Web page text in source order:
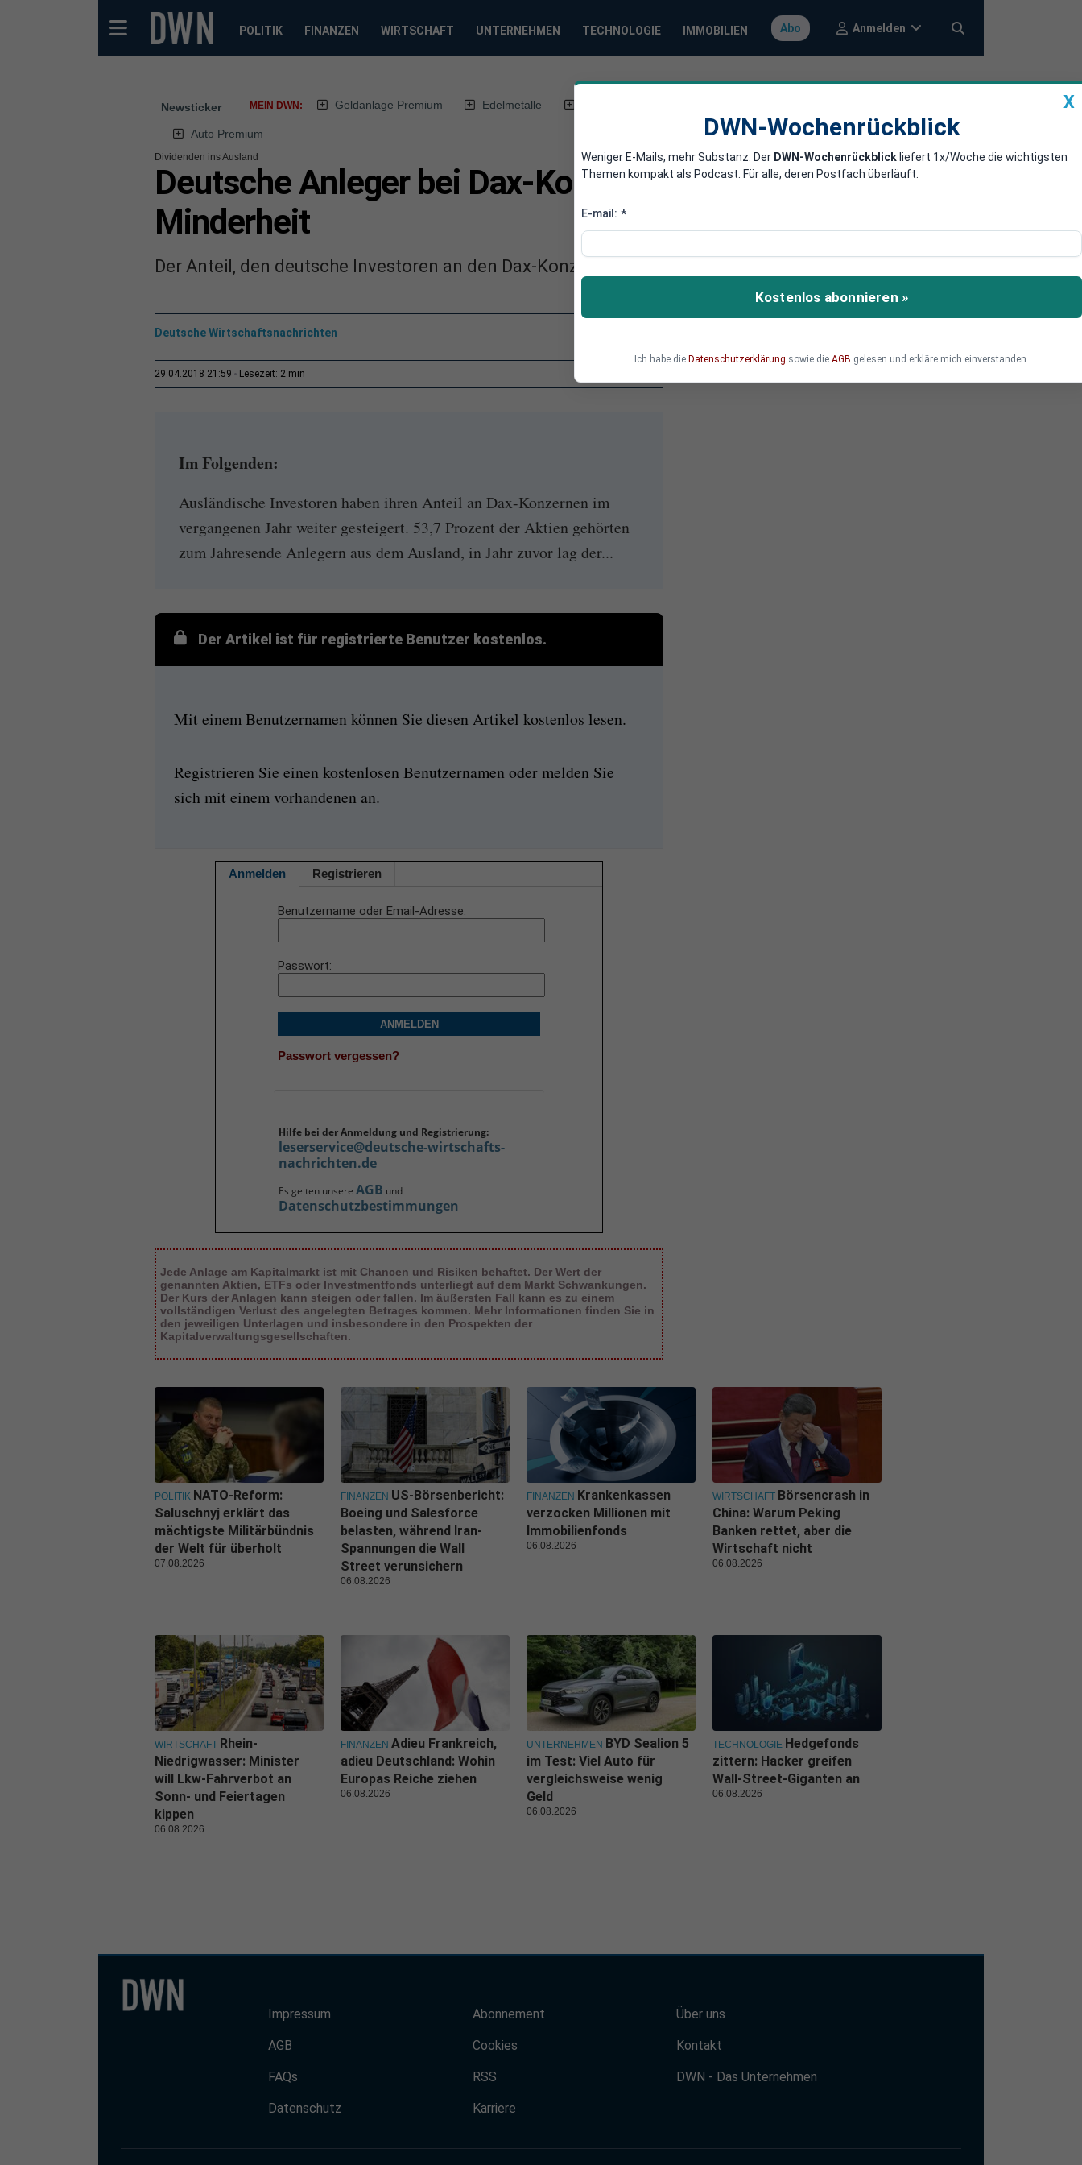
POLITIK FINANZEN WIRTSCHAFT UNTERNEHMEN TECHNOLOGIE IMMOBILIEN Abo Anmelden
Newsticker MEIN DWN: Geldanlage Premium Edelmetalle
Auto Premium
Dividenden ins Ausland
Deutsche Anleger bei Dax-Konzernen in der
Minderheit
Der Anteil, den deutsche Investoren an den Dax-Konzernen halten, sinkt.
Deutsche Wirtschaftsnachrichten
29.04.2018 21:59 Lesezeit: 2 min
Im Folgenden:
Ausländische Investoren haben ihren Anteil an Dax-Konzernen im
vergangenen Jahr weiter gesteigert. 53,7 Prozent der Aktien gehörten
zum Jahresende Anlegern aus dem Ausland, in Jahr zuvor lag der...
Der Artikel ist für registrierte Benutzer kostenlos.
Mit einem Benutzernamen können Sie diesen Artikel kostenlos lesen.
Registrieren Sie einen kostenlosen Benutzernamen oder melden Sie
sich mit einem vorhandenen an.
Anmelden Registrieren
Benutzername oder Email-Adresse
Passwort
ANMELDEN
Passwort vergessen?
Hilfe bei der Anmeldung und Registrierung:
leserservice@deutsche-wirtschafts-
nachrichten.de
Es gelten unsere AGB und
Datenschutzbestimmungen
Jede Anlage am Kapitalmarkt ist mit Chancen und Risiken behaftet. Der Wert der
genannten Aktien, ETFs oder Investmentfonds unterliegt auf dem Markt Schwankungen.
Der Kurs der Anlagen kann steigen oder fallen. Im äußersten Fall kann es zu einem
vollständigen Verlust des angelegten Betrages kommen. Mehr Informationen finden Sie in
den jeweiligen Unterlagen und insbesondere in den Prospekten der
Kapitalverwaltungsgesellschaften.
X
DWN-Wochenrückblick
Weniger E-Mails, mehr Substanz: Der DWN-Wochenrückblick liefert 1x/Woche die wichtigsten
Themen kompakt als Podcast. Für alle, deren Postfach überläuft.
E-mail: *
Kostenlos abonnieren »
Ich habe die Datenschutzerklärung sowie die AGB gelesen und erkläre mich einverstanden.
POLITIK NATO-Reform:
Saluschnyj erklärt das
mächtigste Militärbündnis
der Welt für überholt
07.08.2026
FINANZEN US-Börsenbericht:
Boeing und Salesforce
belasten, während Iran-
Spannungen die Wall
Street verunsichern
06.08.2026
FINANZEN Krankenkassen
verzocken Millionen mit
Immobilienfonds
06.08.2026
WIRTSCHAFT Börsencrash in
China: Warum Peking
Banken rettet, aber die
Wirtschaft nicht
06.08.2026
WIRTSCHAFT Rhein-
Niedrigwasser: Minister
will Lkw-Fahrverbot an
Sonn- und Feiertagen
kippen
06.08.2026
FINANZEN Adieu Frankreich,
adieu Deutschland: Wohin
Europas Reiche ziehen
06.08.2026
UNTERNEHMEN BYD Sealion 5
im Test: Viel Auto für
vergleichsweise wenig
Geld
06.08.2026
TECHNOLOGIE Hedgefonds
zittern: Hacker greifen
Wall-Street-Giganten an
06.08.2026
Impressum
AGB
FAQs
Datenschutz
Abonnement
Cookies
RSS
Karriere
Über uns
Kontakt
DWN - Das Unternehmen